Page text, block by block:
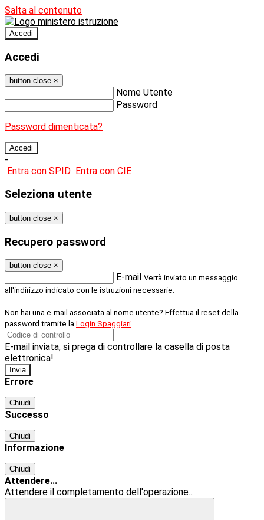
Salta al contenuto
Accedi
Accedi
button close ×
Nome Utente
Password
Password dimenticata?
-
Entra con SPID Entra con CIE
Seleziona utente
button close ×
Recupero password
button close ×
E-mail Verrà inviato un messaggio
all'indirizzo indicato con le istruzioni necessarie.
Non hai una e-mail associata al nome utente? Effettua il reset della
password tramite la Login Spaggiari
E-mail inviata, si prega di controllare la casella di posta
elettronica!
Errore
Chiudi
Successo
Chiudi
Informazione
Chiudi
Attendere...
Attendere il completamento dell'operazione...